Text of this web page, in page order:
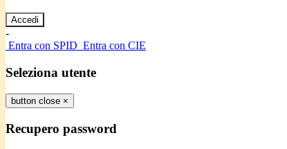
-
Entra con SPID Entra con CIE
Seleziona utente
button close ×
Recupero password